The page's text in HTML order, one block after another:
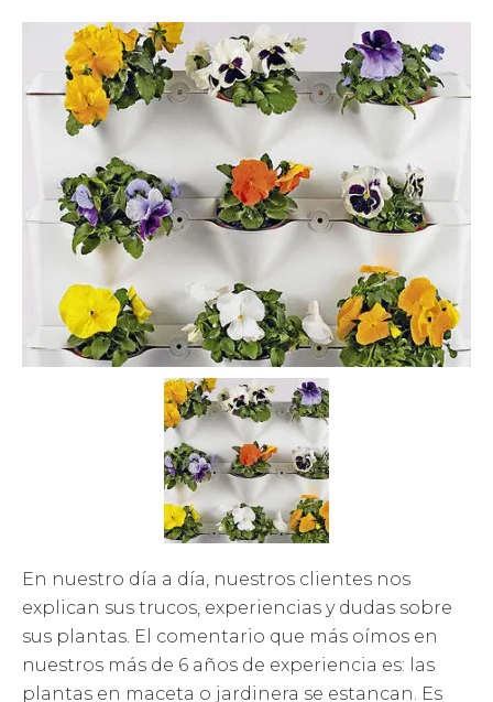
En nuestro día a día, nuestros clientes nos
explican sus trucos, experiencias y dudas sobre
sus plantas. El comentario que más oímos en
nuestros más de 6 años de experiencia es: las
plantas en maceta o jardinera se estancan. Es